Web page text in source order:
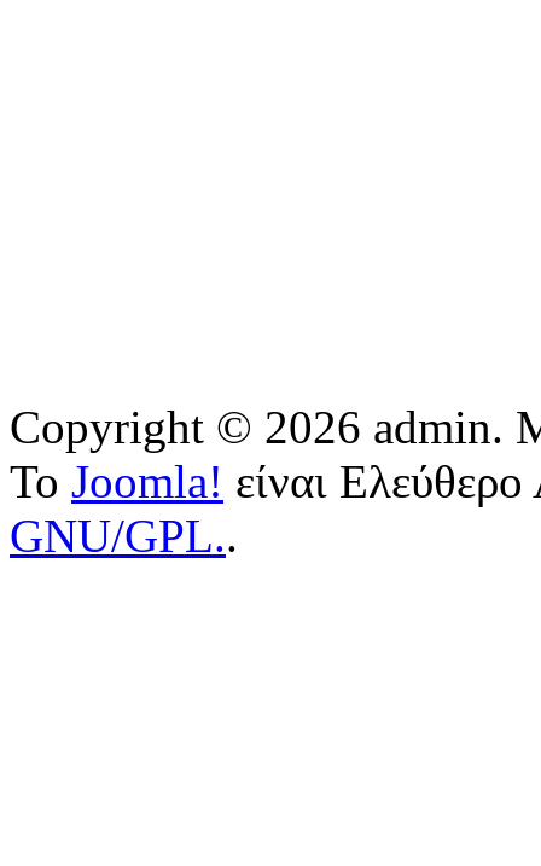
Copyright © 2026 admin.
Το Joomla! είναι
GNU/GPL..